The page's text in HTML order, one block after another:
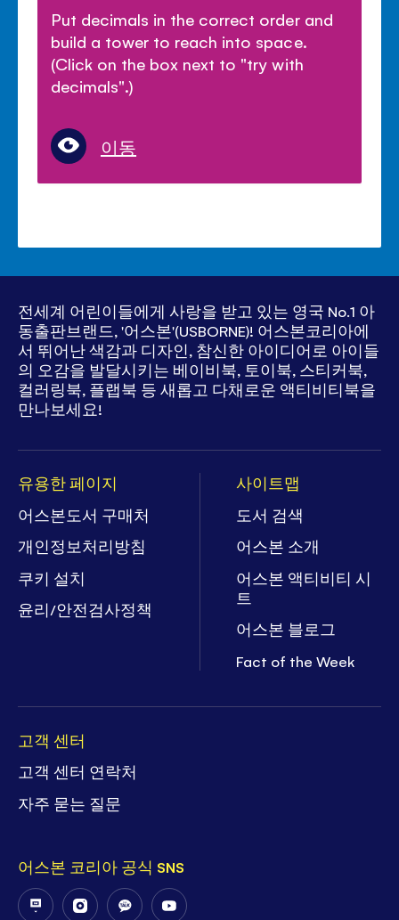
Put decimals in the correct order and
build a tower to reach into space.
(Click on the box next to "try with
decimals".)
이동
유용한 페이지
어스본도서 구매처
개인정보처리방침
쿠키 설치
윤리/안전검사정책
사이트맵
도서 검색
어스본 소개
어스본 액티비티 시
트
어스본 블로그
Fact of the Week
고객 센터
고객 센터 연락처
자주 묻는 질문
어스본 코리아 공식 SNS
FollowFollowFollowFollow
전세계 어린이들에게 사랑을 받고 있는 영국 No.1 아
동출판브랜드, '어스본'(USBORNE)! 어스본코리아에
서 뛰어난 색감과 디자인, 참신한 아이디어로 아이들
의 오감을 발달시키는 베이비북, 토이북, 스티커북,
컬러링북, 플랩북 등새롭고 다채로운 액티비티북을
만나보세요!